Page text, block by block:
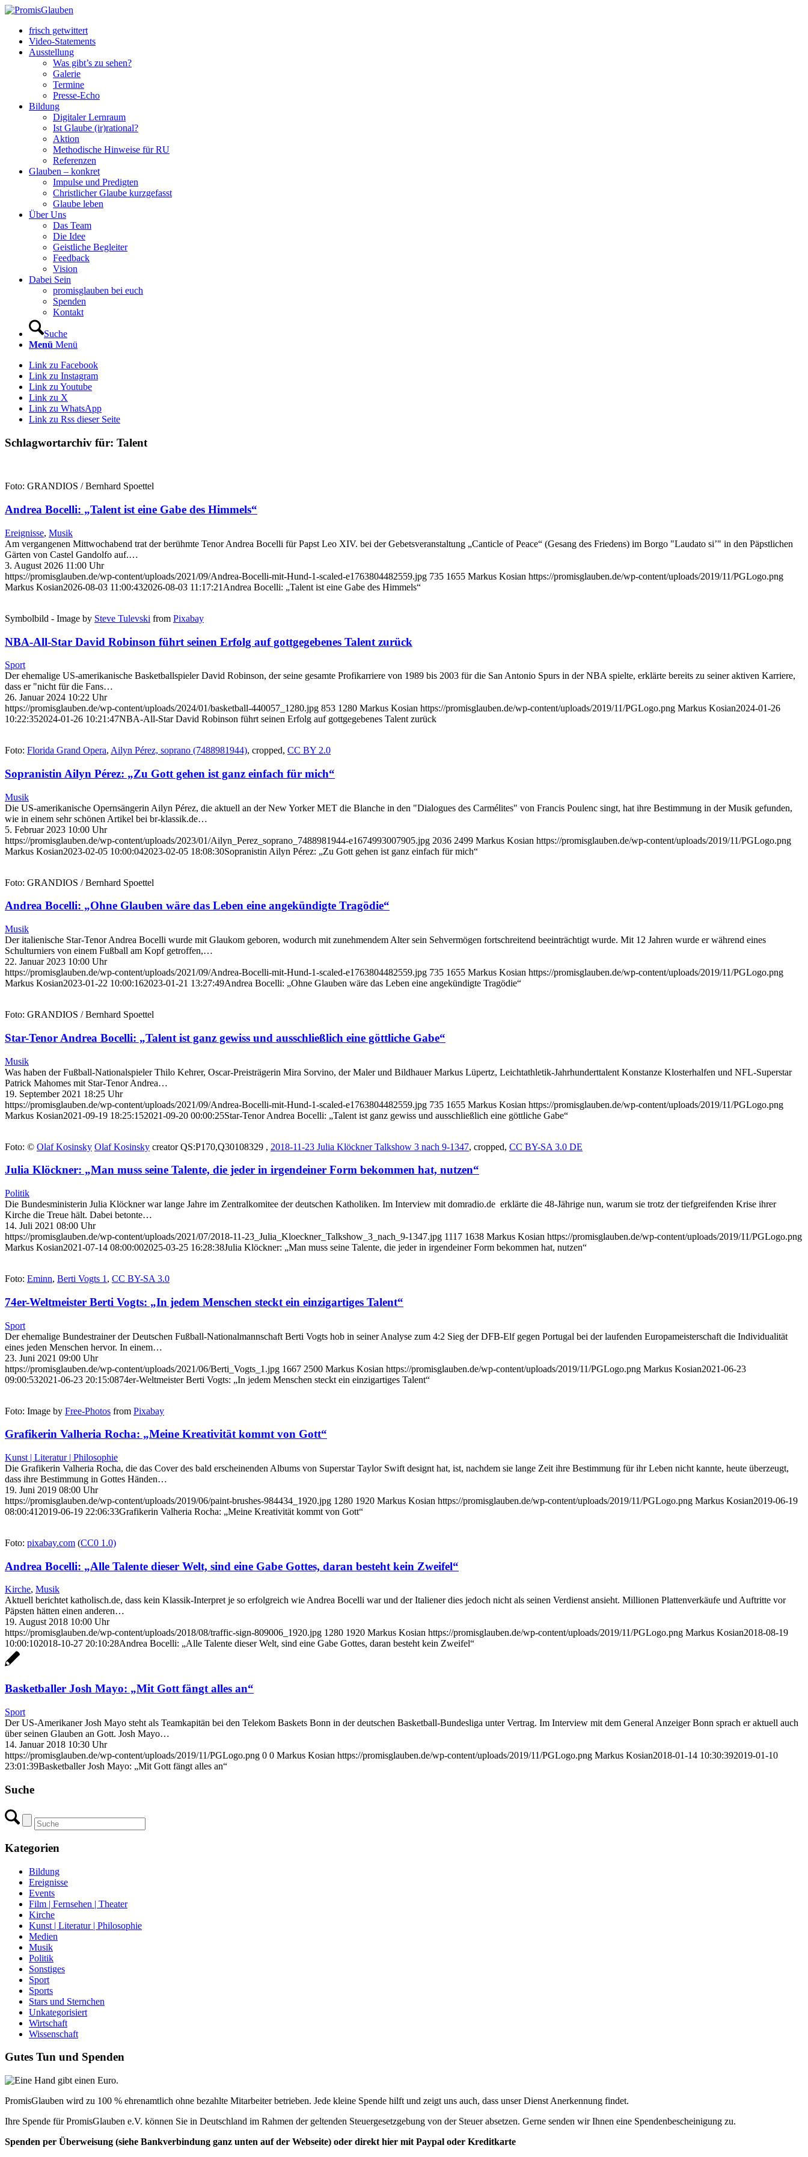
frisch getwittert
Video-Statements
Ausstellung
Was gibt’s zu sehen?
Galerie
Termine
Presse-Echo
Bildung
Digitaler Lernraum
Ist Glaube (ir)rational?
Aktion
Methodische Hinweise für RU
Referenzen
Glauben – konkret
Impulse und Predigten
Christlicher Glaube kurzgefasst
Glaube leben
Über Uns
Das Team
Die Idee
Geistliche Begleiter
Feedback
Vision
Dabei Sein
promisglauben bei euch
Spenden
Kontakt
Suche
Menü Menü
Link zu Facebook
Link zu Instagram
Link zu Youtube
Link zu X
Link zu WhatsApp
Link zu Rss dieser Seite
Schlagwortarchiv für: Talent
Foto: GRANDIOS / Bernhard Spoettel
Andrea Bocelli: „Talent ist eine Gabe des Himmels“
Ereignisse, Musik
Am vergangenen Mittwochabend trat der berühmte Tenor Andrea Bocelli für Papst Leo XIV. bei der Gebetsveranstaltung „Canticle of Peace“ (Gesang des Friedens) im Borgo "Laudato si’" in den Päpstlichen
Gärten von Castel Gandolfo auf.…
3. August 2026 11:00 Uhr
https://promisglauben.de/wp-content/uploads/2021/09/Andrea-Bocelli-mit-Hund-1-scaled-e1763804482559.jpg 735 1655 Markus Kosian https://promisglauben.de/wp-content/uploads/2019/11/PGLogo.png
Markus Kosian2026-08-03 11:00:432026-08-03 11:17:21 Andrea Bocelli: „Talent ist eine Gabe des Himmels“
Symbolbild - Image by Steve Tulevski from Pixabay
NBA-All-Star David Robinson führt seinen Erfolg auf gottgegebenes Talent zurück
Sport
Der ehemalige US-amerikanische Basketballspieler David Robinson, der seine gesamte Profikarriere von 1989 bis 2003 für die San Antonio Spurs in der NBA spielte, erklärte bereits zu seiner aktiven Karriere,
dass er "nicht für die Fans…
26. Januar 2024 10:22 Uhr
https://promisglauben.de/wp-content/uploads/2024/01/basketball-440057_1280.jpg 853 1280 Markus Kosian https://promisglauben.de/wp-content/uploads/2019/11/PGLogo.png Markus Kosian2024-01-26
10:22:352024-01-26 10:21:47NBA-All-Star David Robinson führt seinen Erfolg auf gottgegebenes Talent zurück
Foto: Florida Grand Opera, Ailyn Pérez, soprano (7488981944), cropped, CC BY 2.0
Sopranistin Ailyn Pérez: „Zu Gott gehen ist ganz einfach für mich“
Musik
Die US-amerikanische Opernsängerin Ailyn Pérez, die aktuell an der New Yorker MET die Blanche in den "Dialogues des Carmélites" von Francis Poulenc singt, hat ihre Bestimmung in der Musik gefunden,
wie in einem sehr schönen Artikel bei br-klassik.de…
5. Februar 2023 10:00 Uhr
https://promisglauben.de/wp-content/uploads/2023/01/Ailyn_Perez_soprano_7488981944-e1674993007905.jpg 2036 2499 Markus Kosian https://promisglauben.de/wp-content/uploads/2019/11/PGLogo.png
Markus Kosian2023-02-05 10:00:042023-02-05 18:08:30Sopranistin Ailyn Pérez: „Zu Gott gehen ist ganz einfach für mich“
Foto: GRANDIOS / Bernhard Spoettel
Andrea Bocelli: „Ohne Glauben wäre das Leben eine angekündigte Tragödie“
Musik
Der italienische Star-Tenor Andrea Bocelli wurde mit Glaukom geboren, wodurch mit zunehmendem Alter sein Sehvermögen fortschreitend beeinträchtigt wurde. Mit 12 Jahren wurde er während eines
Schulturniers von einem Fußball am Kopf getroffen,…
22. Januar 2023 10:00 Uhr
https://promisglauben.de/wp-content/uploads/2021/09/Andrea-Bocelli-mit-Hund-1-scaled-e1763804482559.jpg 735 1655 Markus Kosian https://promisglauben.de/wp-content/uploads/2019/11/PGLogo.png
Markus Kosian2023-01-22 10:00:162023-01-21 13:27:49Andrea Bocelli: „Ohne Glauben wäre das Leben eine angekündigte Tragödie“
Foto: GRANDIOS / Bernhard Spoettel
Star-Tenor Andrea Bocelli: „Talent ist ganz gewiss und ausschließlich eine göttliche Gabe“
Musik
Was haben der Fußball-Nationalspieler Thilo Kehrer, Oscar-Preisträgerin Mira Sorvino, der Maler und Bildhauer Markus Lüpertz, Leichtathletik-Jahrhunderttalent Konstanze Klosterhalfen und NFL-Superstar
Patrick Mahomes mit Star-Tenor Andrea…
19. September 2021 18:25 Uhr
https://promisglauben.de/wp-content/uploads/2021/09/Andrea-Bocelli-mit-Hund-1-scaled-e1763804482559.jpg 735 1655 Markus Kosian https://promisglauben.de/wp-content/uploads/2019/11/PGLogo.png
Markus Kosian2021-09-19 18:25:152021-09-20 00:00:25Star-Tenor Andrea Bocelli: „Talent ist ganz gewiss und ausschließlich eine göttliche Gabe“
Foto: © Olaf Kosinsky Olaf Kosinsky creator QS:P170,Q30108329 , 2018-11-23 Julia Klöckner Talkshow 3 nach 9-1347, cropped, CC BY-SA 3.0 DE
Julia Klöckner: „Man muss seine Talente, die jeder in irgendeiner Form bekommen hat, nutzen“
Politik
Die Bundesministerin Julia Klöckner war lange Jahre im Zentralkomitee der deutschen Katholiken. Im Interview mit domradio.de erklärte die 48-Jährige nun, warum sie trotz der tiefgreifenden Krise ihrer
Kirche die Treue hält. Dabei betonte…
14. Juli 2021 08:00 Uhr
https://promisglauben.de/wp-content/uploads/2021/07/2018-11-23_Julia_Kloeckner_Talkshow_3_nach_9-1347.jpg 1117 1638 Markus Kosian https://promisglauben.de/wp-content/uploads/2019/11/PGLogo.png
Markus Kosian2021-07-14 08:00:002025-03-25 16:28:38Julia Klöckner: „Man muss seine Talente, die jeder in irgendeiner Form bekommen hat, nutzen“
Foto: Eminn, Berti Vogts 1 , CC BY-SA 3.0
74er-Weltmeister Berti Vogts: „In jedem Menschen steckt ein einzigartiges Talent“
Sport
Der ehemalige Bundestrainer der Deutschen Fußball-Nationalmannschaft Berti Vogts hob in seiner Analyse zum 4:2 Sieg der DFB-Elf gegen Portugal bei der laufenden Europameisterschaft die Individualität
eines jeden Menschen hervor. In einem…
23. Juni 2021 09:00 Uhr
https://promisglauben.de/wp-content/uploads/2021/06/Berti_Vogts_1.jpg 1667 2500 Markus Kosian https://promisglauben.de/wp-content/uploads/2019/11/PGLogo.png Markus Kosian2021-06-23
09:00:532021-06-23 20:15:0874er-Weltmeister Berti Vogts: „In jedem Menschen steckt ein einzigartiges Talent“
Foto: Image by Free-Photos from Pixabay
Grafikerin Valheria Rocha: „Meine Kreativität kommt von Gott“
Kunst | Literatur | Philosophie
Die Grafikerin Valheria Rocha, die das Cover des bald erscheinenden Albums von Superstar Taylor Swift designt hat, ist, nachdem sie lange Zeit ihre Bestimmung für ihr Leben nicht kannte, heute überzeugt,
dass ihre Bestimmung in Gottes Händen…
19. Juni 2019 08:00 Uhr
https://promisglauben.de/wp-content/uploads/2019/06/paint-brushes-984434_1920.jpg 1280 1920 Markus Kosian https://promisglauben.de/wp-content/uploads/2019/11/PGLogo.png Markus Kosian2019-06-19
08:00:41 2019-06-19 22:06:33Grafikerin Valheria Rocha: „Meine Kreativität kommt von Gott“
Foto: pixabay.com (CC0 1.0)
Andrea Bocelli: „Alle Talente dieser Welt, sind eine Gabe Gottes, daran besteht kein Zweifel“
Kirche, Musik
Aktuell berichtet katholisch.de, dass kein Klassik-Interpret je so erfolgreich wie Andrea Bocelli war und der Italiener dies jedoch nicht als seinen Verdienst ansieht. Millionen Plattenverkäufe und Auftritte vor
Päpsten hätten einen anderen…
19. August 2018 10:00 Uhr
https://promisglauben.de/wp-content/uploads/2018/08/traffic-sign-809006_1920.jpg 1280 1920 Markus Kosian https://promisglauben.de/wp-content/uploads/2019/11/PGLogo.png Markus Kosian2018-08-19
10:00:102018-10-27 20:10:28Andrea Bocelli: „Alle Talente dieser Welt, sind eine Gabe Gottes, daran besteht kein Zweifel“
Basketballer Josh Mayo: „Mit Gott fängt alles an“
Sport
Der US-Amerikaner Josh Mayo steht als Teamkapitän bei den Telekom Baskets Bonn in der deutschen Basketball-Bundesliga unter Vertrag. Im Interview mit dem General Anzeiger Bonn sprach er aktuell auch
über seinen Glauben an Gott. Josh Mayo…
14. Januar 2018 10:30 Uhr
https://promisglauben.de/wp-content/uploads/2019/11/PGLogo.png 0 0 Markus Kosian https://promisglauben.de/wp-content/uploads/2019/11/PGLogo.png Markus Kosian2018-01-14 10:30:392019-01-10
23:01:39Basketballer Josh Mayo: „Mit Gott fängt alles an“
Suche
Kategorien
Bildung
Ereignisse
Events
Film | Fernsehen | Theater
Kirche
Kunst | Literatur | Philosophie
Medien
Musik
Politik
Sonstiges
Sport
Sports
Stars und Sternchen
Unkategorisiert
Wirtschaft
Wissenschaft
Gutes Tun und Spenden
PromisGlauben wird zu 100 % ehrenamtlich ohne bezahlte Mitarbeiter betrieben. Jede kleine Spende hilft und zeigt uns auch, dass unser Dienst Anerkennung findet.
Ihre Spende für PromisGlauben e.V. können Sie in Deutschland im Rahmen der geltenden Steuergesetzgebung von der Steuer absetzen. Gerne senden wir Ihnen eine Spendenbescheinigung zu.
Spenden per Überweisung (siehe Bankverbindung ganz unten auf der Webseite) oder direkt hier mit Paypal oder Kreditkarte